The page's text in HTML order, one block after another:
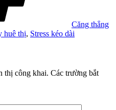
Căng thẳng
huê thị, Stress kéo dài
thị công khai. Các trường bắt